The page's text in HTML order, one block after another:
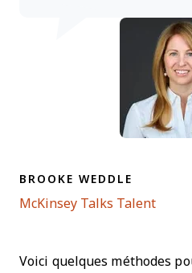
BROOKE WEDDLE
McKinsey Talks Talent
Voici quelques méthodes